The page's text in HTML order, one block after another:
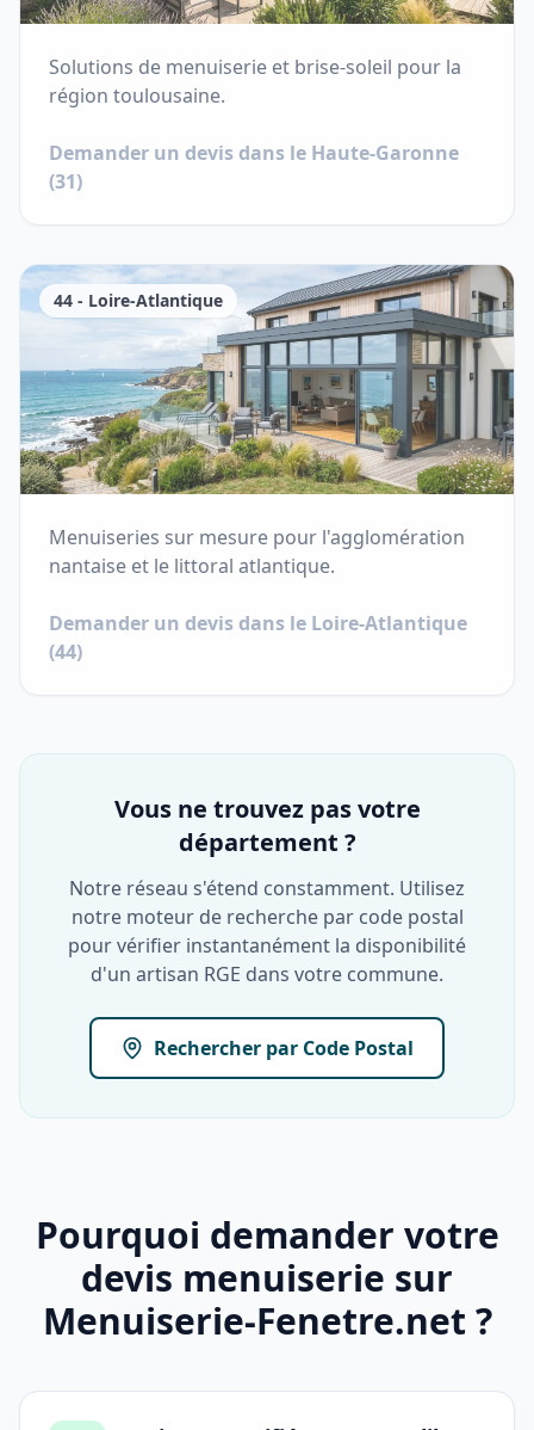
Solutions de menuiserie et brise-soleil pour la
région toulousaine.
Demander un devis dans le Haute-Garonne
(31)
44 - Loire-Atlantique
Menuiseries sur mesure pour l'agglomération
nantaise et le littoral atlantique.
Demander un devis dans le Loire-Atlantique
(44)
Vous ne trouvez pas votre
département ?
Notre réseau s'étend constamment. Utilisez
notre moteur de recherche par code postal
pour vérifier instantanément la disponibilité
d'un artisan RGE dans votre commune.
Rechercher par Code Postal
Pourquoi demander votre
devis menuiserie sur
Menuiserie-Fenetre.net ?